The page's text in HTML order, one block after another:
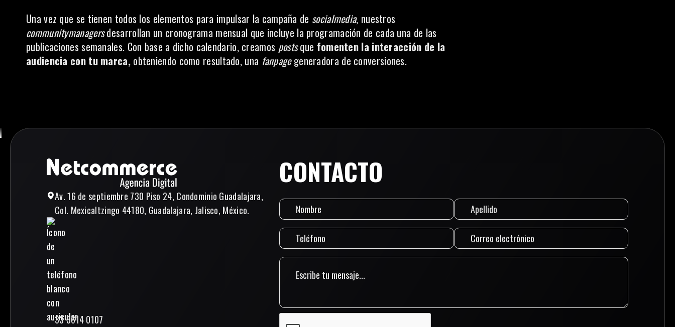
Una vez que se tienen todos los elementos para impulsar la campaña de socialmedia, nuestros
communitymanagersdesarrollan un cronograma mensual que incluye la programación de cada una de las
publicaciones semanales. Con base a dicho calendario, creamos postsque fomenten la interacción de la
audiencia con tu marca, obteniendo como resultado, una fanpagegeneradora de conversiones.
Av. 16 de septiembre 730 Piso 24, Condominio Guadalajara,
Col. Mexicaltzingo 44180, Guadalajara, Jalisco, México.
33 3614 0107
CONTACTO